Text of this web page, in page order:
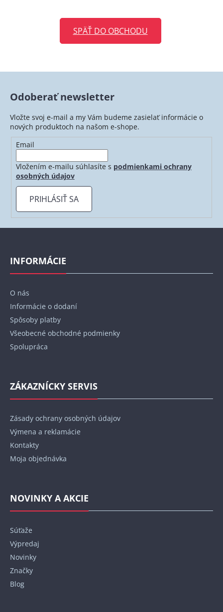
SPÄŤ DO OBCHODU
Odoberať newsletter
Vložte svoj e-mail a my Vám budeme zasielať informácie o
nových produktoch na našom e-shope.
Email
Vložením e-mailu súhlasíte s podmienkami ochrany
osobných údajov
PRIHLÁSIŤ SA
Z
INFORMÁCIE
O nás
Informácie o dodaní
Spôsoby platby
Všeobecné obchodné podmienky
Spolupráca
ZÁKAZNÍCKY SERVIS
Zásady ochrany osobných údajov
Výmena a reklamácie
Kontakty
Moja objednávka
NOVINKY A AKCIE
Súťaže
Výpredaj
Novinky
Značky
Blog